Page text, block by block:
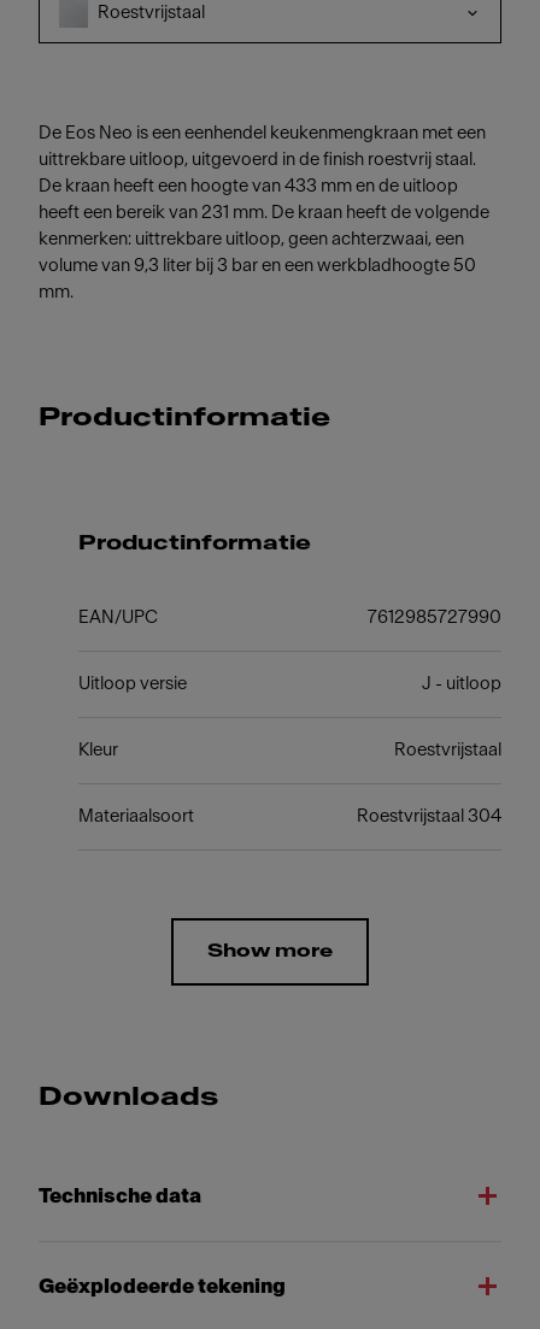
Roestvrijstaal
De Eos Neo is een eenhendel keukenmengkraan met een
uittrekbare uitloop, uitgevoerd in de finish roestvrij staal.
De kraan heeft een hoogte van 433 mm en de uitloop
heeft een bereik van 231 mm. De kraan heeft de volgende
kenmerken: uittrekbare uitloop, geen achterzwaai, een
volume van 9,3 liter bij 3 bar en een werkbladhoogte 50
mm.
Productinformatie
Productinformatie
EAN/UPC 7612985727990
Uitloop versie J - uitloop
Kleur Roestvrijstaal
Materiaalsoort Roestvrijstaal 304
Show more
Downloads
Technische data
Geëxplodeerde tekening